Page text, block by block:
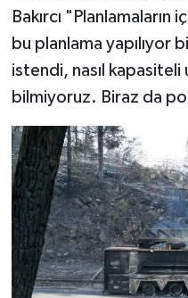
Bakırcı
bu planlama yapılıyor
istendi, nasıl
bilmiyoruz. Biraz da